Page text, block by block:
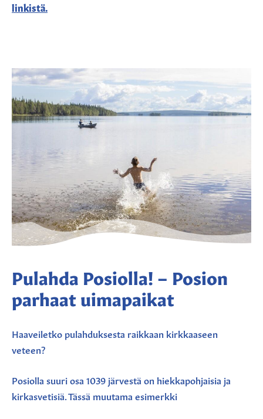
linkistä.
Pulahda Posiolla! – Posion
parhaat uimapaikat
Haaveiletko pulahduksesta raikkaan kirkkaaseen
veteen?
Posiolla suuri osa 1039 järvestä on hiekkapohjaisia ja
kirkasvetisiä. Tässä muutama esimerkki